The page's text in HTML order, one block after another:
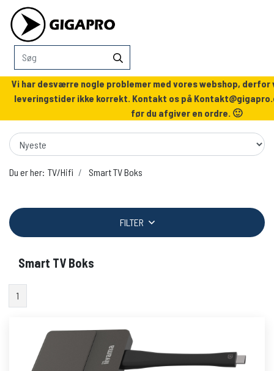
Vi har desværre nogle problemer med vores webshop, derfor
leveringstider ikke korrekt. Kontakt os på
før du afgiver en ordre. 🙂
Du er her: TV/Hifi Smart TV Boks
FILTER
Smart TV Boks
1